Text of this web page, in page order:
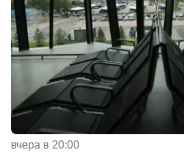
вчера в 20:00